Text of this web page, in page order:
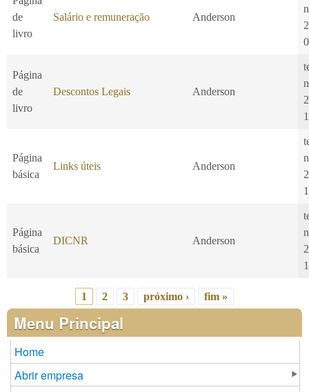
de
livro
Salário e remuneração Anderson
Página
de
livro
Descontos Legais Anderson
Página
básica
Links úteis Anderson
Página
básica
DICNR Anderson
Páginas
1 2 3 próximo › fim »
Menu Principal
Home
Abrir empresa